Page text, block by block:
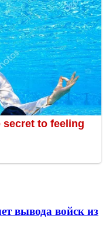
вывода войск из